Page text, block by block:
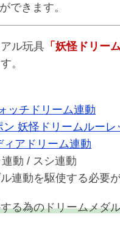
できます。
ル玩具 「妖怪ドリー
。
ッチドリーム連動
妖怪ドリームルーレ
アドリーム連動
動 / スシ連動
連動を駆使する必要
る為のドリームメダ